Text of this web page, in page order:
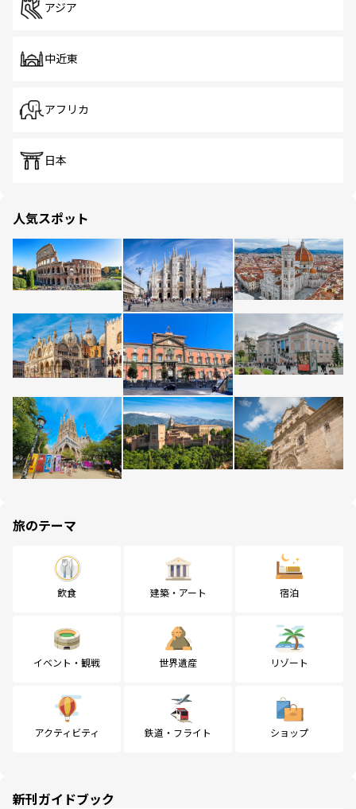
アジア
中近東
アフリカ
日本
人気スポット
旅のテーマ
飲食 建築・アート 宿泊
イベント・観戦 世界遺産 リゾート
アクティビティ 鉄道・フライト ショップ
新刊ガイドブック